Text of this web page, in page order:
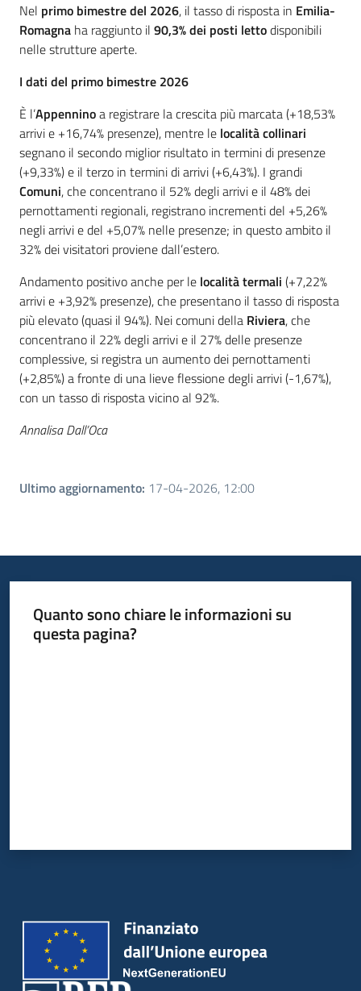
Nel primo bimestre del 2026, il tasso di risposta in Emilia-
Romagna ha raggiunto il 90,3% dei posti lettodisponibili
nelle strutture aperte.
I dati del primo bimestre 2026
È l’Appenninoa registrare la crescita più marcata (+18,53%
arrivi e +16,74% presenze), mentre le località collinari
segnano il secondo miglior risultato in termini di presenze
(+9,33%) e il terzo in termini di arrivi (+6,43%). I grandi
Comuni, che concentrano il 52% degli arrivi e il 48% dei
pernottamenti regionali, registrano incrementi del +5,26%
negli arrivi e del +5,07% nelle presenze; in questo ambito il
32% dei visitatori proviene dall’estero.
Andamento positivo anche per le località termali (+7,22%
arrivi e +3,92% presenze), che presentano il tasso di risposta
più elevato (quasi il 94%). Nei comuni della Riviera, che
concentrano il 22% degli arrivi e il 27% delle presenze
complessive, si registra un aumento dei pernottamenti
(+2,85%) a fronte di una lieve flessione degli arrivi (-1,67%),
con un tasso di risposta vicino al 92%.
Annalisa Dall’Oca
Ultimo aggiornamento: 17-04-2026, 12:00
Quanto sono chiare le informazioni su
questa pagina?